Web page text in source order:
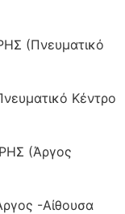
(Πνευματικό
Κέντρο
(Άργος
-Αίθουσα